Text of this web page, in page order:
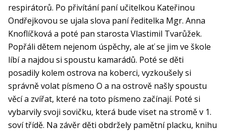
respirátorů. Po přivítání paní učitelkou Kateřinou
Ondřejkovou se ujala slova paní ředitelka Mgr. Anna
Knoflíčková a poté pan starosta Vlastimil Tvarůžek.
Popřáli dětem nejenom úspěchy, ale ať se jim ve škole
líbí a najdou si spoustu kamarádů. Poté se děti
posadily kolem ostrova na koberci, vyzkoušely si
správně volat písmeno O a na ostrově našly spoustu
věcí a zvířat, které na toto písmeno začínají. Poté si
vybarvily svoji sovičku, která bude viset na stromě v 1.
soví třídě. Na závěr děti obdržely pamětní placku, knihu